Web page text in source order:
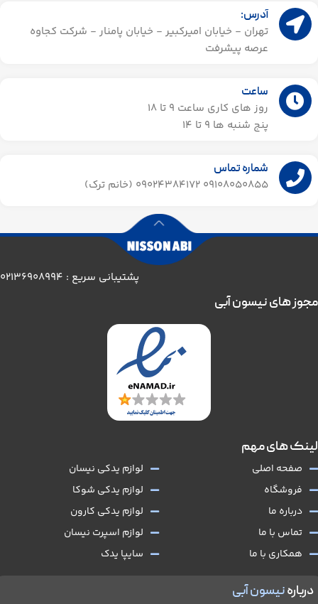
آدرس:
تهران - خیابان امیرکبیر - خیابان پامنار - شرکت کجاوه
عرصه پیشرفت
ساعت
روز های کاری ساعت ۹ تا 18
پنج شنبه ها 9 تا 14​
شماره تماس
09108050855 09024384172 (خانم ترک)
پشتیبانی سریع : 02136908994
دربارهنیسون آبی
لینک های مهم
صفحه اصلی
فروشگاه
درباره ما
تماس با ما
همکاری با ما
لوازم یدکی نیسان
لوازم یدکی شوکا
لوازم یدکی کارون
لوازم اسپرت نیسان
سایپا یدک
مجوز های نیسون آبی